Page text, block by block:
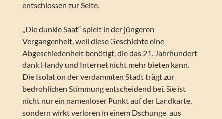
entschlossen zur Seite.
„Die dunkle Saat“ spielt in der jüngeren
Vergangenheit, weil diese Geschichte eine
Abgeschiedenheit benötigt, die das 21. Jahrhundert
dank Handy und Internet nicht mehr bieten kann.
Die Isolation der verdammten Stadt trägt zur
bedrohlichen Stimmung entscheidend bei. Sie ist
nicht nur ein namenloser Punkt auf der Landkarte,
sondern wirkt verloren in einem Dschungel aus